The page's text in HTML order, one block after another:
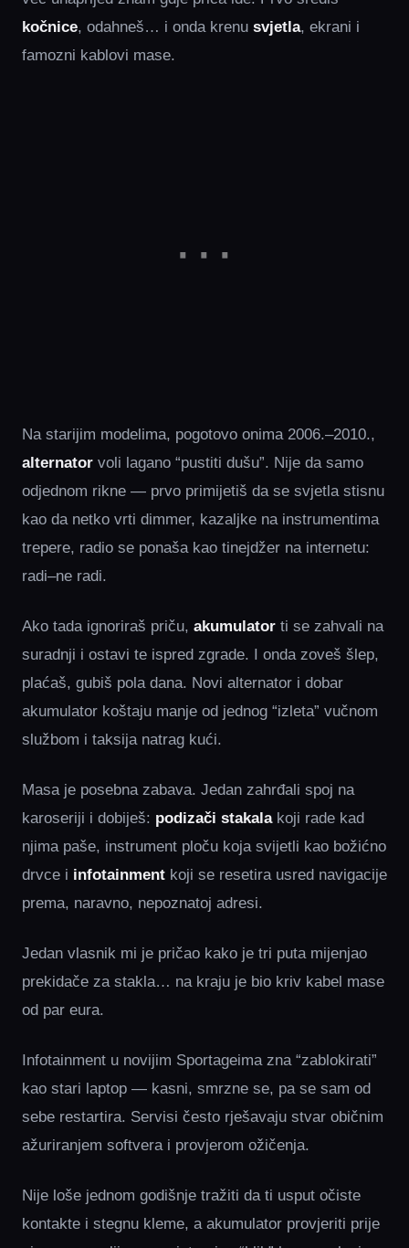
kočnice, odahneš… i onda krenu svjetla, ekrani i
famozni kablovi mase.
Na starijim modelima, pogotovo onima 2006.–2010.,
alternator voli lagano “pustiti dušu”. Nije da samo
odjednom rikne — prvo primijetiš da se svjetla stisnu
kao da netko vrti dimmer, kazaljke na instrumentima
trepere, radio se ponaša kao tinejdžer na internetu:
radi–ne radi.
Ako tada ignoriraš priču, akumulator ti se zahvali na
suradnji i ostavi te ispred zgrade. I onda zoveš šlep,
plaćaš, gubiš pola dana. Novi alternator i dobar
akumulator koštaju manje od jednog “izleta” vučnom
službom i taksija natrag kući.
Masa je posebna zabava. Jedan zahrđali spoj na
karoseriji i dobiješ: podizači stakalakoji rade kad
njima paše, instrument ploču koja svijetli kao božićno
drvce i infotainment koji se resetira usred navigacije
prema, naravno, nepoznatoj adresi.
Jedan vlasnik mi je pričao kako je tri puta mijenjao
prekidače za stakla… na kraju je bio kriv kabel mase
od par eura.
Infotainment u novijim Sportageima zna “zablokirati”
kao stari laptop — kasni, smrzne se, pa se sam od
sebe restartira. Servisi često rješavaju stvar običnim
ažuriranjem softvera i provjerom ožičenja.
Nije loše jednom godišnje tražiti da ti usput očiste
kontakte i stegnu kleme, a akumulator provjeriti prije